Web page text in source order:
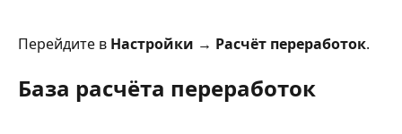
Перейдите в Настройки → Расчёт переработок.
База расчёта переработок